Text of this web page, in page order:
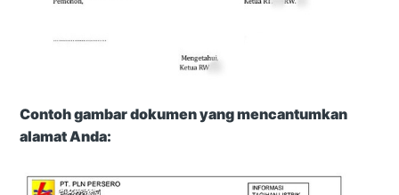
Contoh gambar dokumen yang mencantumkan
alamat Anda: